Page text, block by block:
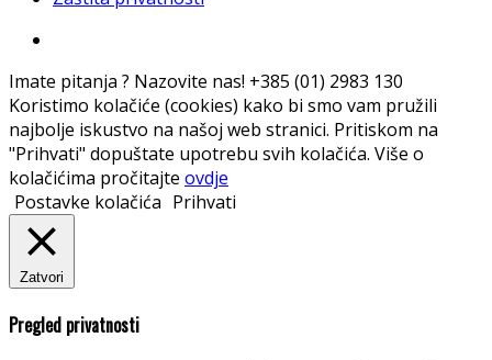
Imate pitanja ? Nazovite nas! +385 (01) 2983 130
Koristimo kolačiće (cookies) kako bi smo vam pružili
najbolje iskustvo na našoj web stranici. Pritiskom na
"Prihvati" dopuštate upotrebu svih kolačića. Više o
kolačićima pročitajte ovdje
Postavke kolačića Prihvati
Zatvori
Pregled privatnosti